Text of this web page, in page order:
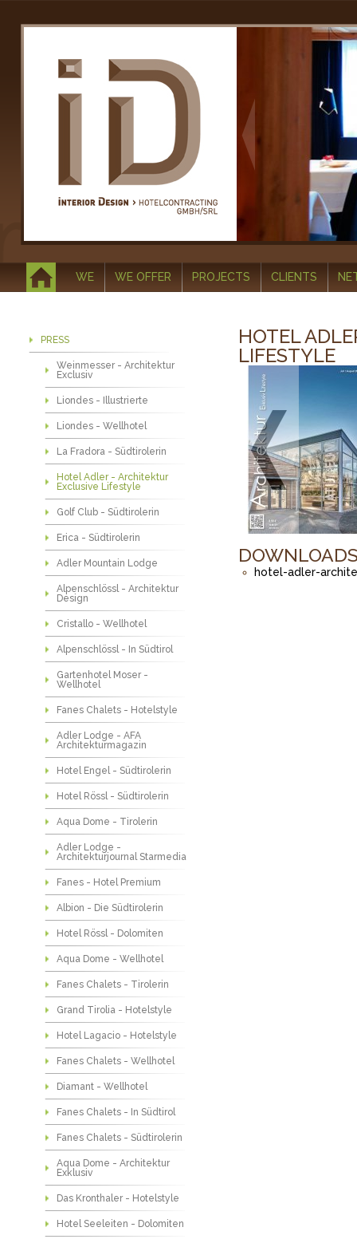
WE WE OFFER PROJECTS CLIENTS
PRESS
Weinmesser - Architektur
Exclusiv
Liondes - Illustrierte
Liondes - Wellhotel
La Fradora - Südtirolerin
Hotel Adler - Architektur
Exclusive Lifestyle
Golf Club - Südtirolerin
Erica - Südtirolerin
Adler Mountain Lodge
Alpenschlössl - Architektur
Design
Cristallo - Wellhotel
Alpenschlössl - In Südtirol
Gartenhotel Moser -
Wellhotel
Fanes Chalets - Hotelstyle
Adler Lodge - AFA
Architekturmagazin
Hotel Engel - Südtirolerin
Hotel Rössl - Südtirolerin
Aqua Dome - Tirolerin
Adler Lodge -
Architekturjournal Starmedia
Fanes - Hotel Premium
Albion - Die Südtirolerin
Hotel Rössl - Dolomiten
Aqua Dome - Wellhotel
Fanes Chalets - Tirolerin
Grand Tirolia - Hotelstyle
Hotel Lagacio - Hotelstyle
Fanes Chalets - Wellhotel
Diamant - Wellhotel
Fanes Chalets - In Südtirol
Fanes Chalets - Südtirolerin
Aqua Dome - Architektur
Exklusiv
Das Kronthaler - Hotelstyle
Hotel Seeleiten - Dolomiten
HOTEL
LIFESTYLE
hotel-adler-